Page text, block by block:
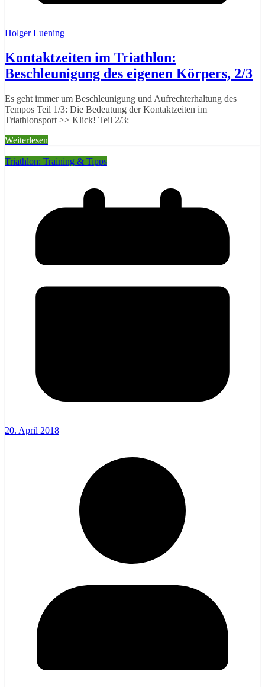
Holger Luening
Kontaktzeiten im Triathlon:
Beschleunigung des eigenen Körpers, 2/3
Es geht immer um Beschleunigung und Aufrechterhaltung des
Tempos Teil 1/3: Die Bedeutung der Kontaktzeiten im
Triathlonsport >> Klick! Teil 2/3:
Weiterlesen
Triathlon: Training & Tipps
20. April 2018